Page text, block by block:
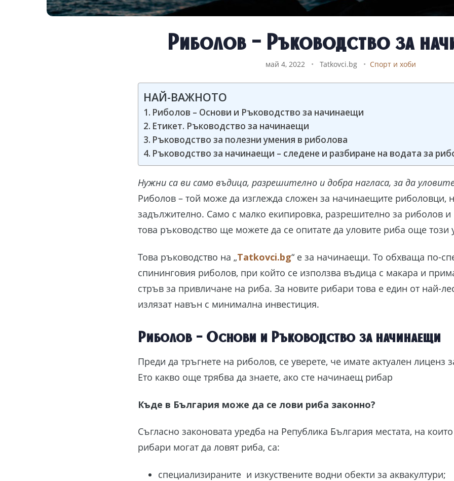
Риболов – Ръководство за
май 4, 2022 • Tatkovci.bg • Спорт и хоби
НАЙ-ВАЖНОТО
Риболов – Основи и Ръководство за начинаещи
Етикет. Ръководство за начинаещи
Ръководство за полезни умения в риболова
Ръководство за начинаещи – следене и разбиране на водата за
Нужни са ви само въдица, разрешително и добра нагласа, за да
Риболов – той може да изглежда сложен за начинаещите риболовци,
задължително. Само с малко екипировка, разрешително за риболов
това ръководство ще можете да се опитате да уловите риба още този
Това ръководство на „Tatkovci.bg“ e за начинаещи. То обхваща по-
спининговия риболов, при който се използва въдица с макара и
стръв за привличане на риба. За новите рибари това е един от най-
излязат навън с минимална инвестиция.
Риболов – Основи и Ръководство за начинаещи
Преди да тръгнете на риболов, се уверете, че имате актуален лиценз
Ето какво още трябва да знаете, ако сте начинаещ рибар
Къде в България може да се лови риба законно?
Съгласно законовата уредба на Република България местата, на
рибари могат да ловят риба, са:
специализираните и изкуствените водни обекти за аквакултури;